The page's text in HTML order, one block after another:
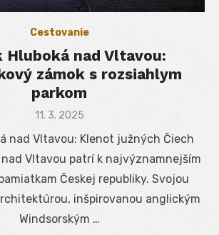
Cestovanie
Hluboká nad Vltavou:
zámok s rozsiahlym
parkom
Posted
11. 3. 2025
nad Vltavou: Klenot južných Čiech
nad Vltavou patrí k najvýznamnejším
Českej republiky. Svojou
inšpirovanou anglickým
Windsorským …